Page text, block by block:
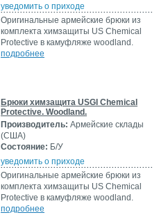
уведомить о приходе
Оригинальные армейские брюки из
комплекта химзащиты US Chemical
Protective в камуфляже woodland.
подробнее
Брюки химзащита USGI Chemical
Protective. Woodland.
Производитель: Армейские склады
(США)
Состояние: Б/У
уведомить о приходе
Оригинальные армейские брюки из
комплекта химзащиты US Chemical
Protective в камуфляже woodland.
подробнее